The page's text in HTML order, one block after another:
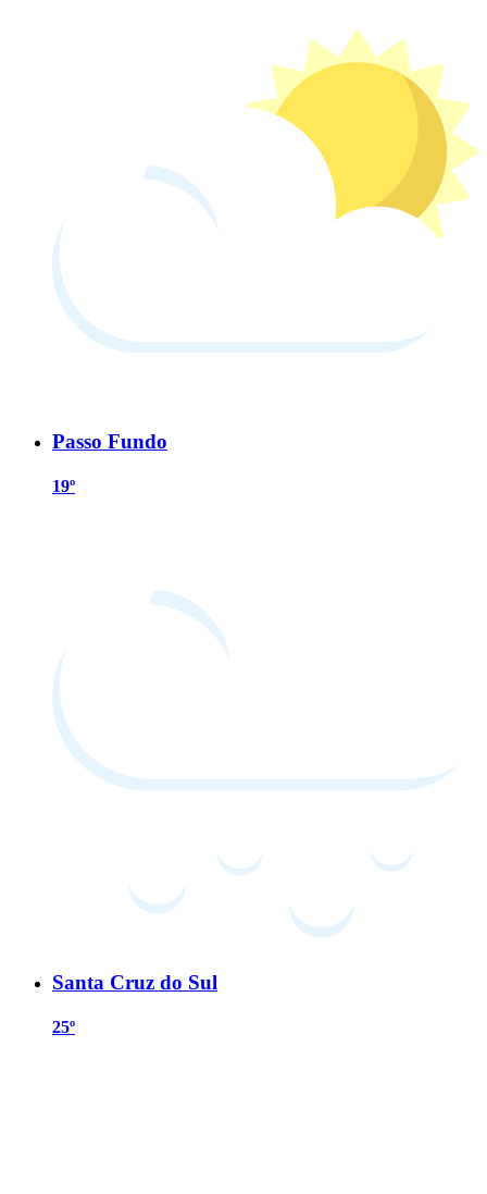
Passo Fundo
19º
Santa Cruz do Sul
25º